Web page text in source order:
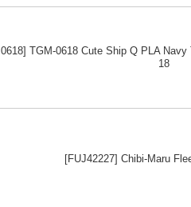
TGM-0618 Cute Ship Q PLA
18
[FUJ42227] Chibi-Maru